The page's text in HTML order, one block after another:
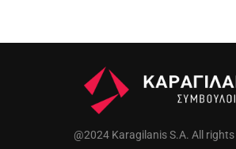
@2024 Karagilanis S.A. All